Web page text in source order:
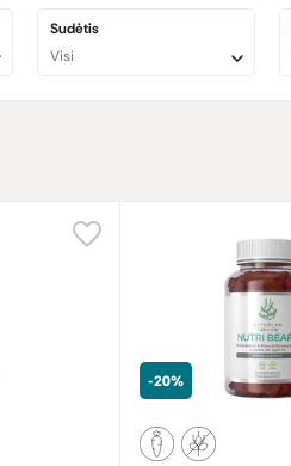
laktozės, vegetarams bei
Sudėtis
Visi
-20%